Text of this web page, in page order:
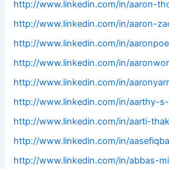
http://www.linkedin.com/in/aaron-
http://www.linkedin.com/in/aaron-
http://www.linkedin.com/in/aaronpoe
http://www.linkedin.com/in/
http://www.linkedin.com/in/
http://www.linkedin.com/in/aarthy-
http://www.linkedin.com/in/aarti-
http://www.linkedin.com/in/
http://www.linkedin.com/in/abbas-